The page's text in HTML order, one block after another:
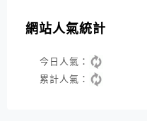
網站人氣統計
今日人氣：
累計人氣：